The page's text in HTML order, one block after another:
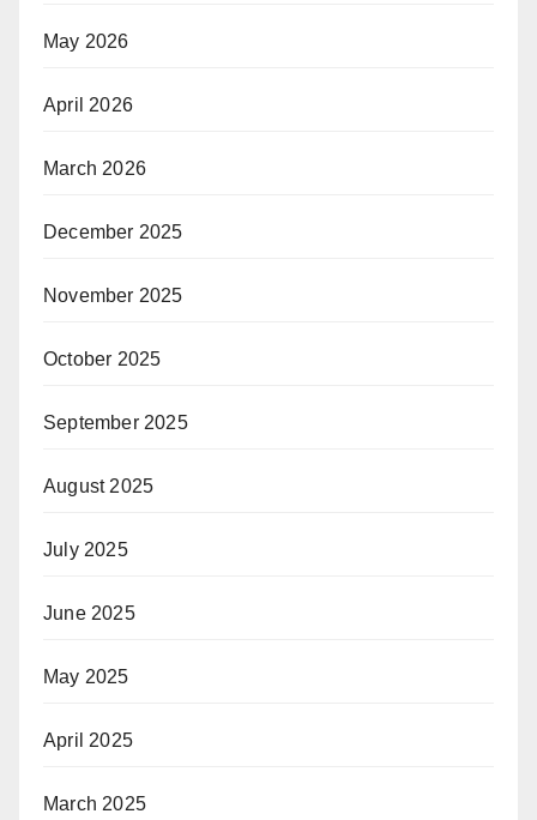
May 2026
April 2026
March 2026
December 2025
November 2025
October 2025
September 2025
August 2025
July 2025
June 2025
May 2025
April 2025
March 2025